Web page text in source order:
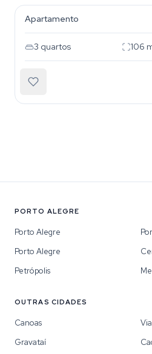
Apartamento
3 quartos 106
PORTO ALEGRE
Porto Alegre
Porto Alegre
Petrópolis
OUTRAS CIDADES
Canoas
Gravataí